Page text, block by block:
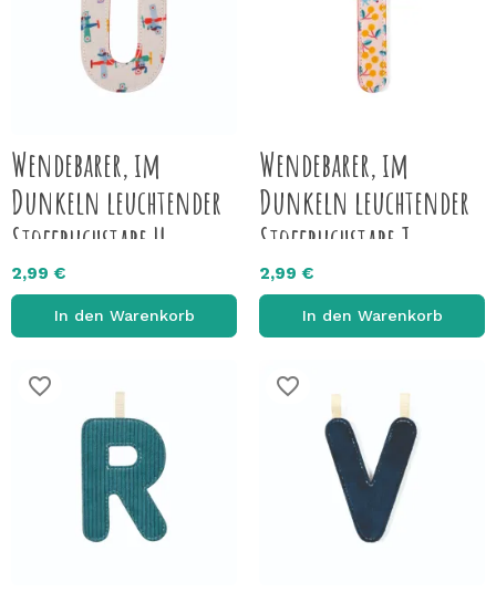
Wendebarer, im
Dunkeln leuchtender
Stoffbuchstabe U
2,99 €
In den Warenkorb
Wendebarer, im
Dunkeln leuchtender
Stoffbuchstabe T
2,99 €
In den Warenkorb
favorite_border favorite_border